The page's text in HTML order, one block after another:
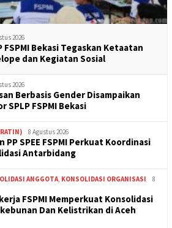
2026
FSPMI Bekasi Tegaskan Ketaatan
dan Kegiatan Sosial
2026
Berbasis Gender Disampaikan
SPLP FSPMI Bekasi
8 Agustus 2026
PP SPEE FSPMI Perkuat Koordinasi
Antarbidang
ANGGOTA, KONSOLIDASI ORGANISASI
8
FSPMI Memperkuat Konsolidasi
Dan Kelistrikan di Aceh